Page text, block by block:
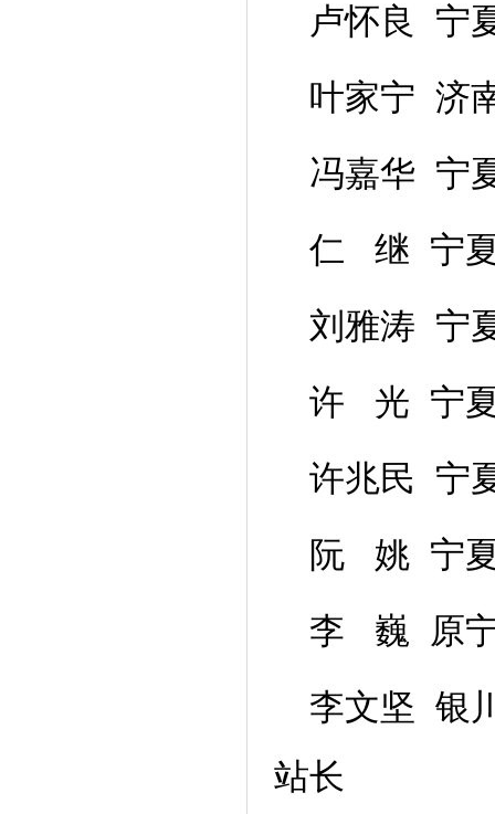
卢怀良 宁
叶家宁 济
冯嘉华 宁
仁 继 宁夏
刘雅涛 宁
许 光 宁夏
许兆民 宁
阮 姚 宁夏
李 巍 原宁
李文坚 银
站长